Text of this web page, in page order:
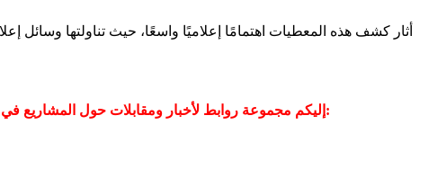
أثار كشف هذه المعطيات اهتمامًا إعلاميًا واسعًا، حيث تناولتها وسائل
إليكم مجموعة روابط لأخبار ومقابلات حول المشاريع في موقع مساواة وفي وسائل الإعلام والتواصل الاجتماعي - وفي صفحة موقع مساواة عبر الفيسبوك تجدون المزيد من المقابلات والأخبار: